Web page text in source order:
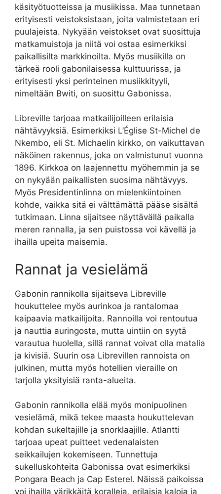
käsityötuotteissa ja musiikissa. Maa tunnetaan
erityisesti veistoksistaan, joita valmistetaan eri
puulajeista. Nykyään veistokset ovat suosittuja
matkamuistoja ja niitä voi ostaa esimerkiksi
paikallisilta markkinoilta. Myös musiikilla on
tärkeä rooli gabonilaisessa kulttuurissa, ja
erityisesti yksi perinteinen musiikkityyli,
nimeltään Bwiti, on suosittu Gabonissa.
Libreville tarjoaa matkailijoilleen erilaisia
nähtävyyksiä. Esimerkiksi L’Église St-Michel de
Nkembo, eli St. Michaelin kirkko, on vaikuttavan
näköinen rakennus, joka on valmistunut vuonna
1896. Kirkkoa on laajennettu myöhemmin ja se
on nykyään paikallisten suosima nähtävyys.
Myös Presidentinlinna on mielenkiintoinen
kohde, vaikka sitä ei välttämättä pääse sisältä
tutkimaan. Linna sijaitsee näyttävällä paikalla
meren rannalla, ja sen puistossa voi kävellä ja
ihailla upeita maisemia.
Rannat ja vesielämä
Gabonin rannikolla sijaitseva Libreville
houkuttelee myös aurinkoa ja rantalomaa
kaipaavia matkailijoita. Rannoilla voi rentoutua
ja nauttia auringosta, mutta uintiin on syytä
varautua huolella, sillä rannat voivat olla matalia
ja kivisiä. Suurin osa Librevillen rannoista on
julkinen, mutta myös hotellien vieraille on
tarjolla yksityisiä ranta-alueita.
Gabonin rannikolla elää myös monipuolinen
vesielämä, mikä tekee maasta houkuttelevan
kohdan sukeltajille ja snorklaajille. Atlantti
tarjoaa upeat puitteet vedenalaisten
seikkailujen kokemiseen. Tunnettuja
sukelluskohteita Gabonissa ovat esimerkiksi
Pongara Beach ja Cap Esterel. Näissä paikoissa
voi ihailla värikkäitä koralleja, erilaisia kaloja ja